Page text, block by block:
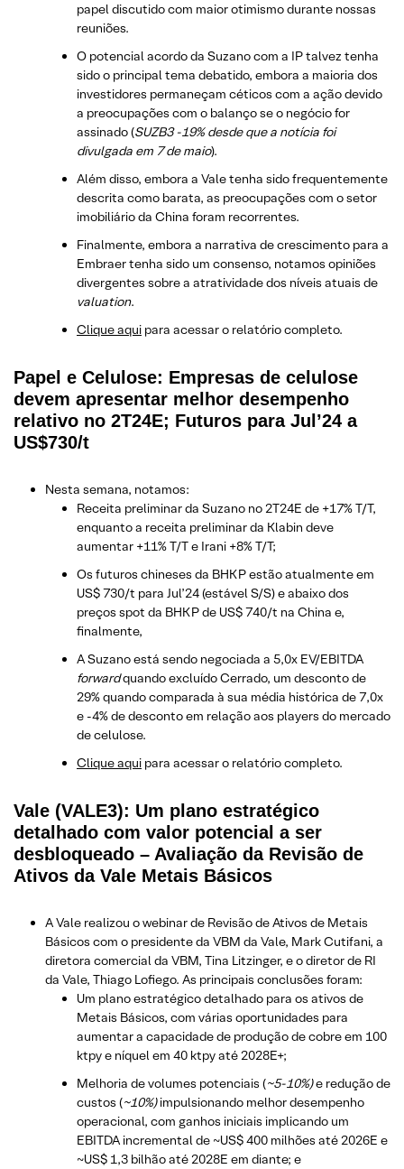
papel discutido com maior otimismo durante nossas
reuniões.
O potencial acordo da Suzano com a IP talvez tenha
sido o principal tema debatido, embora a maioria dos
investidores permaneçam céticos com a ação devido
a preocupações com o balanço se o negócio for
assinado (SUZB3 -19% desde que a notícia foi
divulgada em 7 de maio).
Além disso, embora a Vale tenha sido frequentemente
descrita como barata, as preocupações com o setor
imobiliário da China foram recorrentes.
Finalmente, embora a narrativa de crescimento para a
Embraer tenha sido um consenso, notamos opiniões
divergentes sobre a atratividade dos níveis atuais de
valuation.
Clique aqui para acessar o relatório completo.
Papel e Celulose: Empresas de celulose
devem apresentar melhor desempenho
relativo no 2T24E; Futuros para Jul’24 a
US$730/t
Nesta semana, notamos:
Receita preliminar da Suzano no 2T24E de +17% T/T,
enquanto a receita preliminar da Klabin deve
aumentar +11% T/T e Irani +8% T/T;
Os futuros chineses da BHKP estão atualmente em
US$ 730/t para Jul’24 (estável S/S) e abaixo dos
preços spot da BHKP de US$ 740/t na China e,
finalmente,
A Suzano está sendo negociada a 5,0x EV/EBITDA
forwardquando excluído Cerrado, um desconto de
29% quando comparada à sua média histórica de 7,0x
e -4% de desconto em relação aos players do mercado
de celulose.
Clique aqui para acessar o relatório completo.
Vale (VALE3): Um plano estratégico
detalhado com valor potencial a ser
desbloqueado – Avaliação da Revisão de
Ativos da Vale Metais Básicos
A Vale realizou o webinar de Revisão de Ativos de Metais
Básicos com o presidente da VBM da Vale, Mark Cutifani, a
diretora comercial da VBM, Tina Litzinger, e o diretor de RI
da Vale, Thiago Lofiego. As principais conclusões foram:
Um plano estratégico detalhado para os ativos de
Metais Básicos, com várias oportunidades para
aumentar a capacidade de produção de cobre em 100
ktpy e níquel em 40 ktpy até 2028E+;
Melhoria de volumes potenciais (~5-10%)e redução de
custos (~10%)impulsionando melhor desempenho
operacional, com ganhos iniciais implicando um
EBITDA incremental de ~US$ 400 milhões até 2026E e
~US$ 1,3 bilhão até 2028E em diante; e